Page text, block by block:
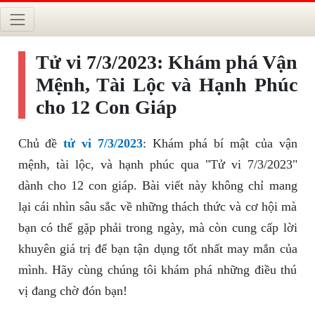
Tử vi 7/3/2023: Khám phá Vận
Mệnh, Tài Lộc và Hạnh Phúc
cho 12 Con Giáp
Chủ đềtử vi 7/3/2023: Khám phá bí mật của vận
mệnh, tài lộc, và hạnh phúc qua "Tử vi 7/3/2023"
dành cho 12 con giáp. Bài viết này không chỉ mang
lại cái nhìn sâu sắc về những thách thức và cơ hội mà
bạn có thể gặp phải trong ngày, mà còn cung cấp lời
khuyên giá trị để bạn tận dụng tốt nhất may mắn của
mình. Hãy cùng chúng tôi khám phá những điều thú
vị đang chờ đón bạn!